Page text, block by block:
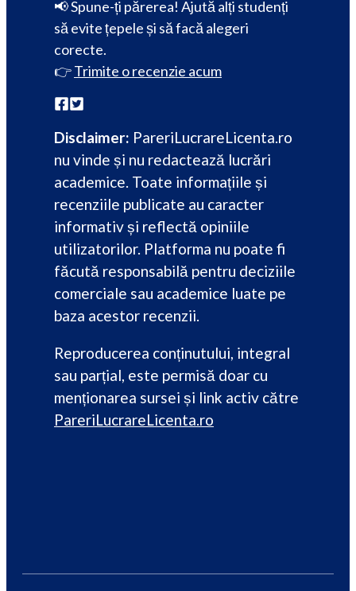
📢 Spune-ți părerea! Ajută alți studenți
să evite țepele și să facă alegeri
corecte.
👉Trimite o recenzie acum
Disclaimer: PareriLucrareLicenta.ro
nu vinde și nu redactează lucrări
academice. Toate informațiile și
recenziile publicate au caracter
informativ și reflectă opiniile
utilizatorilor. Platforma nu poate fi
făcută responsabilă pentru deciziile
comerciale sau academice luate pe
baza acestor recenzii.
Reproducerea conținutului, integral
sau parțial, este permisă doar cu
menționarea sursei și link activ către
PareriLucrareLicenta.ro